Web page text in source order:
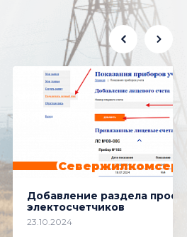
просмотра показаний